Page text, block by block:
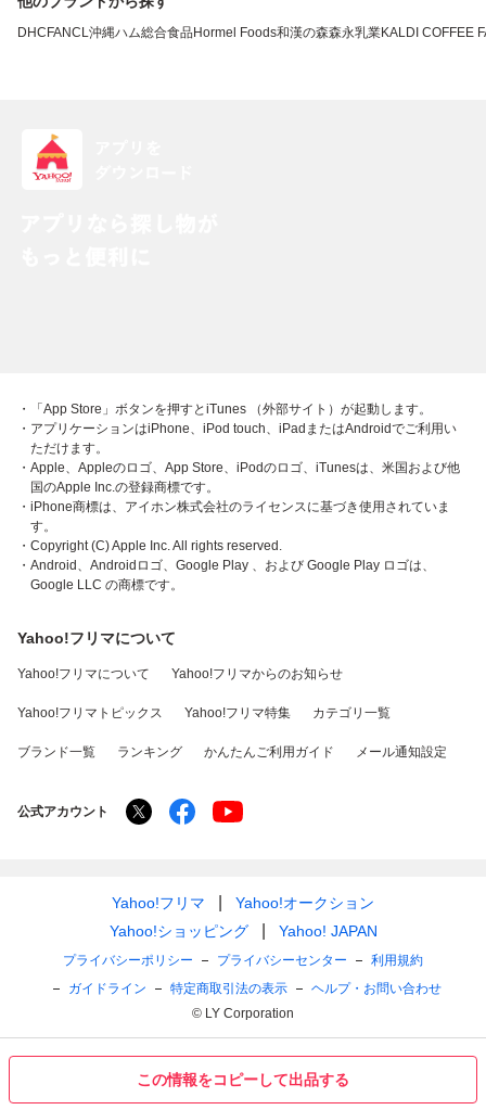
この情報をコピーして出品する
DHC FANCL沖縄ハム総合食品Hormel Foods和漢の森森永乳業KALDI COFFEE
・「App Store」ボタンを押すとiTunes （外部サイト）が起動します。
・アプリケーションはiPhone、iPod touch、iPadまたはAndroidでご利用い
ただけます。
・Apple、Appleのロゴ、App Store、iPodのロゴ、iTunesは、米国および他
国のApple Inc.の登録商標です。
・iPhone商標は、アイホン株式会社のライセンスに基づき使用されていま
す。
・Copyright (C) Apple Inc. All rights reserved.
・Android、Androidロゴ、Google Play 、および Google Play ロゴは、
Google LLC の商標です。
Yahoo!フリマについて
Yahoo!フリマについて Yahoo!フリマからのお知らせ
Yahoo!フリマトピックス Yahoo!フリマ特集 カテゴリ一覧
ブランド一覧 ランキング かんたんご利用ガイド メール通知設定
公式アカウント
Yahoo!フリマ
Yahoo!オークション
Yahoo!ショッピング
Yahoo! JAPAN
プライバシーポリシー プライバシーセンター
利用規約
ガイドライン
特定商取引法の表示
ヘルプ・お問い合わせ
© LY Corporation